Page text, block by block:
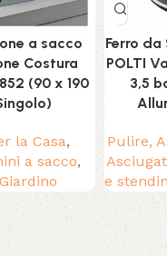
a sacco
Costura
(90 x 190
la Casa,
a sacco,
Ferro
POLTI
3,5
Pulire,
e